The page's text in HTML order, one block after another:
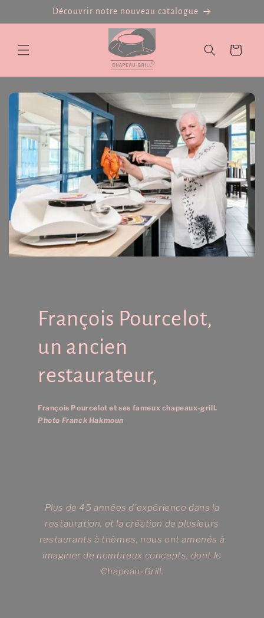
au
Découvrir notre nouveau catalogue
Panier
François Pourcelot,
un ancien
restaurateur,
François Pourcelot et ses fameux chapeaux-grill.
Photo Franck Hakmoun
Plus de 45 années d'expérience dans la
restauration, et la création de plusieurs
restaurants à thèmes, nous ont amenés à
imaginer de nombreux concepts, dont le
Chapeau-Grill.